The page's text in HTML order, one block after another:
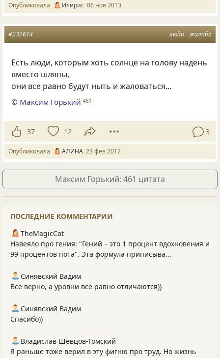
Опубликовала Илирис 06 ноя 2013
люди жалоба
#232614
Есть люди, которым хоть солнце на голову надень
вместо шляпы,
они все равно будут ныть и жаловаться…
© Максим Горький 461
37 12 3
Опубликовала АЛИНА 23 фев 2012
Максим Горький: 461 цитата
ПОСЛЕДНИЕ КОММЕНТАРИИ
TheMagicCat
Навеяло про гения: "Гений – это 1 процент вдохновения и
99 процентов пота". Эта формула приписыва...
Синявский Вадим
Всё верно, а уровни всё равно отличаются))
Синявский Вадим
Спасибо))
Владислав Шевцов-Томский
Я раньше тоже верил в эту фигню про труд. Но жизнь